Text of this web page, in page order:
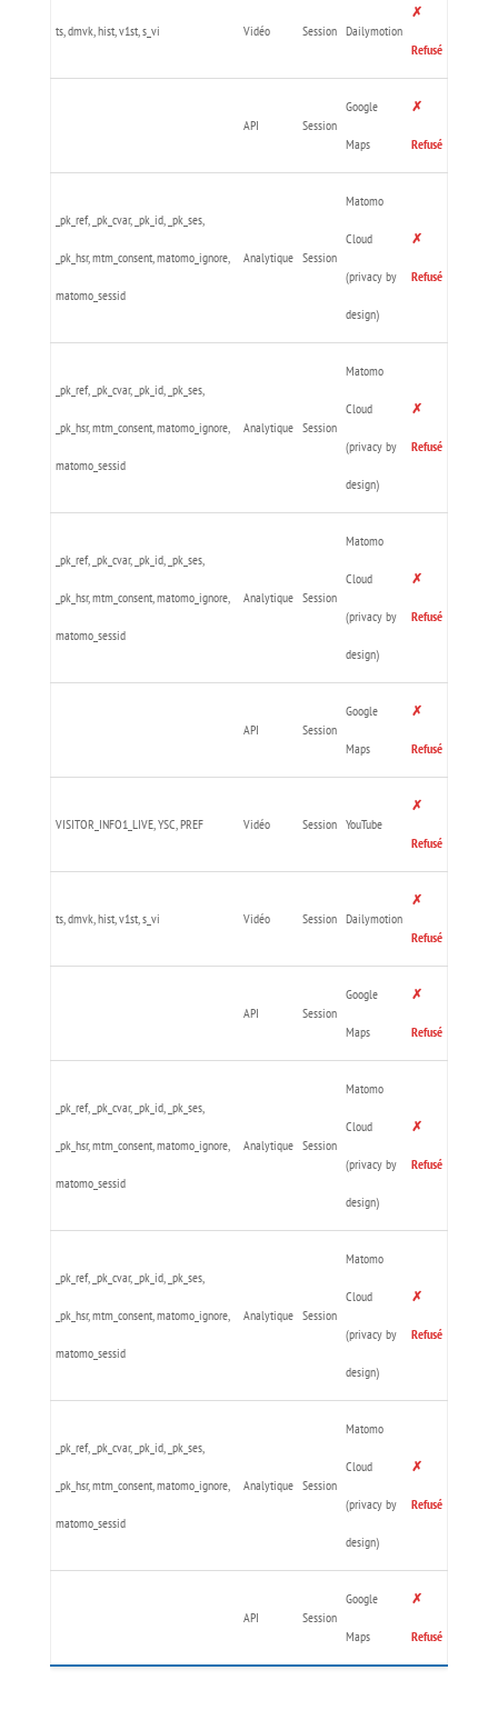
ts, dmvk, hist, v1st, s_vi Vidéo Session Dailymotion
✗
Refusé
API Session
Google
Maps
✗
Refusé
_pk_ref, _pk_cvar, _pk_id, _pk_ses,
_pk_hsr, mtm_consent, matomo_ignore,
matomo_sessid
Analytique Session
Matomo
Cloud
(privacy by
design)
✗
Refusé
_pk_ref, _pk_cvar, _pk_id, _pk_ses,
_pk_hsr, mtm_consent, matomo_ignore,
matomo_sessid
Analytique Session
Matomo
Cloud
(privacy by
design)
✗
Refusé
_pk_ref, _pk_cvar, _pk_id, _pk_ses,
_pk_hsr, mtm_consent, matomo_ignore,
matomo_sessid
Analytique Session
Matomo
Cloud
(privacy by
design)
✗
Refusé
API Session
Google
Maps
✗
Refusé
VISITOR_INFO1_LIVE, YSC, PREF Vidéo Session YouTube
✗
Refusé
ts, dmvk, hist, v1st, s_vi Vidéo Session Dailymotion
✗
Refusé
API Session
Google
Maps
✗
Refusé
_pk_ref, _pk_cvar, _pk_id, _pk_ses,
_pk_hsr, mtm_consent, matomo_ignore,
matomo_sessid
Analytique Session
Matomo
Cloud
(privacy by
design)
✗
Refusé
_pk_ref, _pk_cvar, _pk_id, _pk_ses,
_pk_hsr, mtm_consent, matomo_ignore,
matomo_sessid
Analytique Session
Matomo
Cloud
(privacy by
design)
✗
Refusé
_pk_ref, _pk_cvar, _pk_id, _pk_ses,
_pk_hsr, mtm_consent, matomo_ignore,
matomo_sessid
Analytique Session
Matomo
Cloud
(privacy by
design)
✗
Refusé
API Session
Google
Maps
✗
Refusé